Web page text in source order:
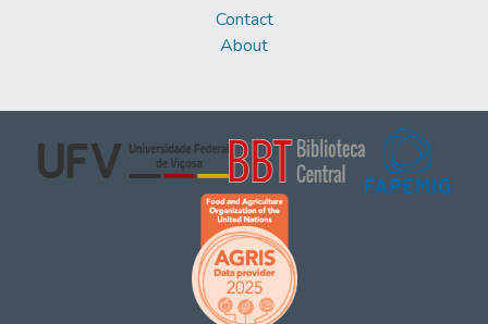
Contact
About